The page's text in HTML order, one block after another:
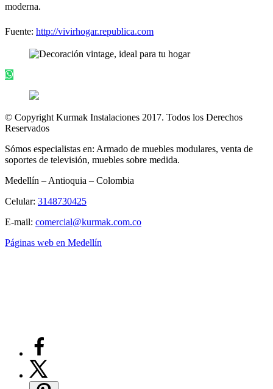
moderna.
Fuente: http://vivirhogar.republica.com
© Copyright Kurmak Instalaciones 2017. Todos los Derechos
Reservados
Sómos especialistas en: Armado de muebles modulares, venta de
soportes de televisión, muebles sobre medida.
Medellín – Antioquia – Colombia
Celular: 3148730425
E-mail: comercial@kurmak.com.co
Páginas web en Medellín